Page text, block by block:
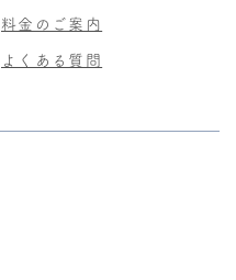
料金のご案内
よくある質問